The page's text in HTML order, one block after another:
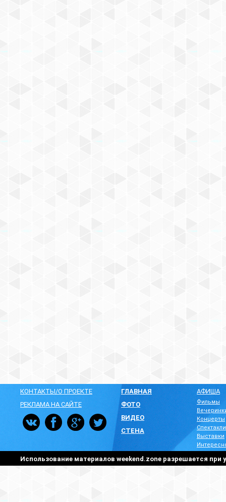
КОНТАКТЫ/О ПРОЕКТЕ
РЕКЛАМА НА САЙТЕ
ГЛАВНАЯ
ФОТО
ВИДЕО
СТЕНА
АФИША
Фильмы
Концерты
Спектакли
Выставки
Использование материалов weekend.zone разрешается